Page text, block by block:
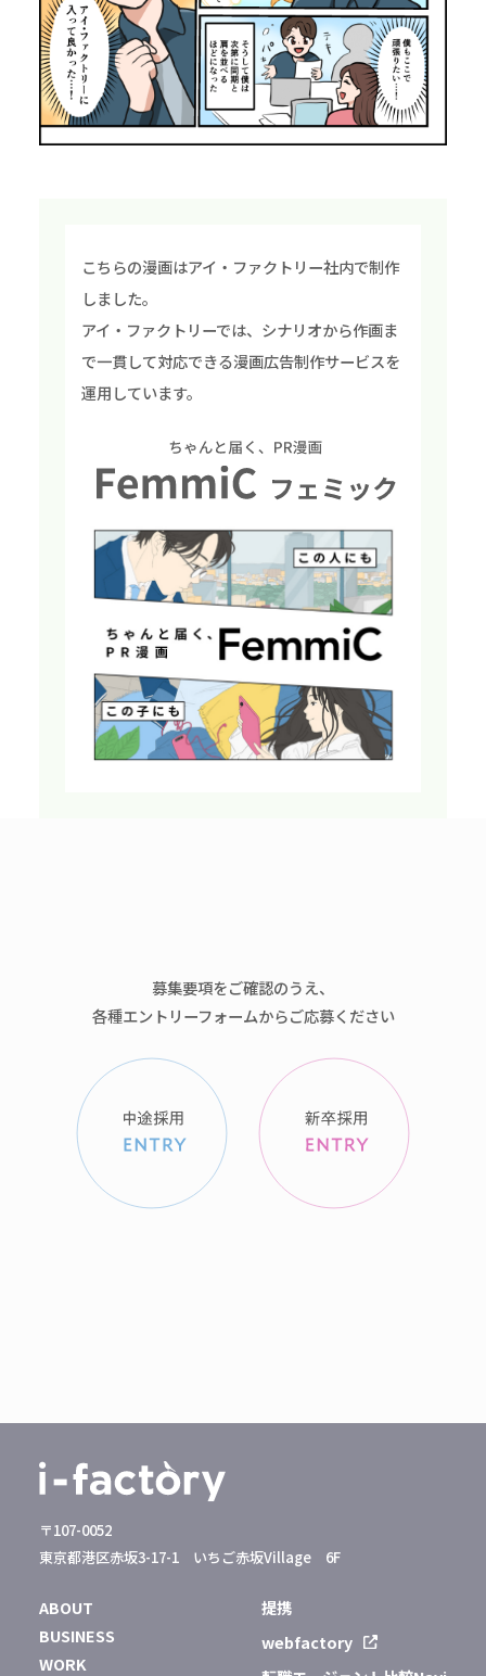
こちらの漫画はアイ・ファクトリー社内で制作
しました。
アイ・ファクトリーでは、シナリオから作画ま
で一貫して対応できる漫画広告制作サービスを
運用しています。
募集要項をご確認のうえ、
各種エントリーフォームからご応募ください
〒107-0052
東京都港区赤坂3-17-1 いちご赤坂Village 6F
ABOUT
BUSINESS
WORK
提携
webfactory